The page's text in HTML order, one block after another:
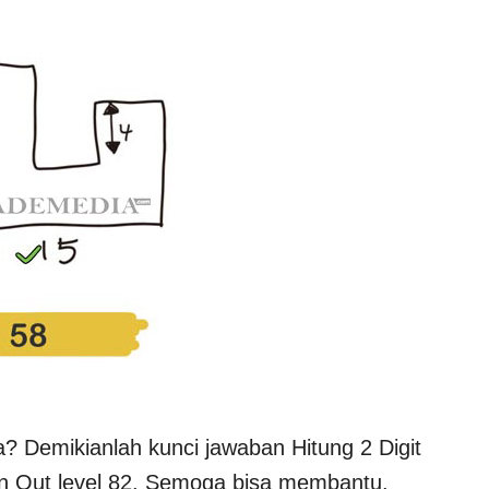
Demikianlah kunci jawaban Hitung 2 Digit
Out level 82. Semoga bisa membantu.